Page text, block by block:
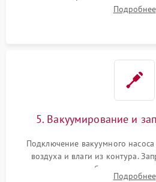
сломанных заслонок илиПодробнее
5. Вакуумирование и
Подключение вакуумного
воздуха и влаги из контура.
дозированным объемом
Подробнее